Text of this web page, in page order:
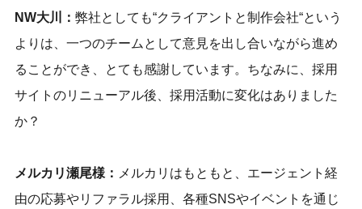
NW大川： 弊社としても“クライアントと制作会社“という
よりは、一つのチームとして意見を出し合いながら進め
ることができ、とても感謝しています。ちなみに、採用
サイトのリニューアル後、採用活動に変化はありました
か？
メルカリ瀬尾様： メルカリはもともと、エージェント経
由の応募やリファラル採用、各種SNSやイベントを通じ